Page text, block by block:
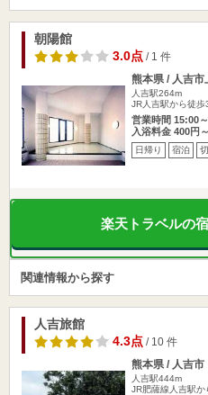
朝陽館
3.0点/ 1 件
熊本県 / 人吉市
人吉駅264m
JR人吉駅から徒歩
営業時間 15:00
入浴料金 400円～
日帰り 宿泊
楽天トラベルの
関連情報から探す
人吉旅館
4.3点/ 10 件
熊本県 / 人吉市
人吉駅444m
JR肥薩線人吉駅